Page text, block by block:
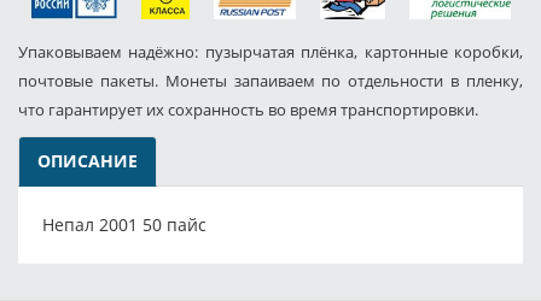
Упаковываем надёжно: пузырчатая плёнка, картонные коробки,
почтовые пакеты. Монеты запаиваем по отдельности в пленку,
что гарантирует их сохранность во время транспортировки.
ОПИСАНИЕ
Непал 2001 50 пайс